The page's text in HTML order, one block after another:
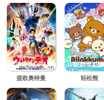
更新至06集
提欧奥特曼
更新至19
轻松熊